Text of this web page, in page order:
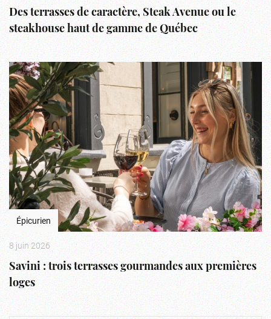
Des terrasses de caractère, Steak Avenue ou le
steakhouse haut de gamme de Québec
Épicurien
8 juin 2026
Savini : trois terrasses gourmandes aux premières
loges